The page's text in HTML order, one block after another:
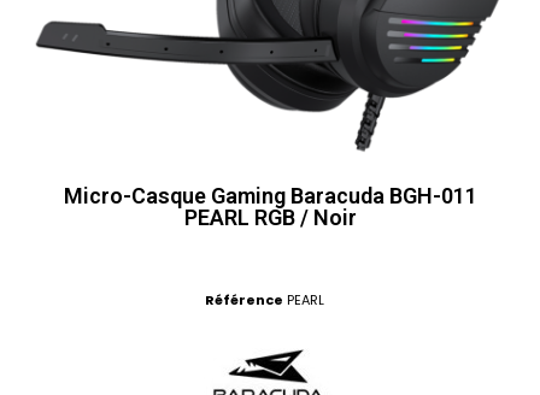
Micro-Casque Gaming Baracuda BGH-011
PEARL RGB / Noir
Référence PEARL